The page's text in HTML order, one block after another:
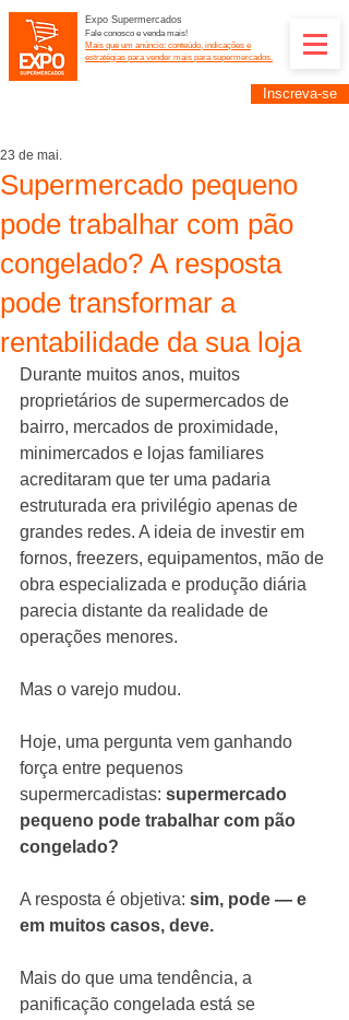
Expo Supermercados
Fale conosco e venda mais!
Mais que um anúncio: conteúdo, indicações e
estratégias para vender mais para supermercados.
Inscreva-se
Supermercado pequeno
pode trabalhar com pão
congelado? A resposta
pode transformar a
rentabilidade da sua loja
23 de mai.
Durante muitos anos, muitos
proprietários de supermercados de
bairro, mercados de proximidade,
minimercados e lojas familiares
acreditaram que ter uma padaria
estruturada era privilégio apenas de
grandes redes. A ideia de investir em
fornos, freezers, equipamentos, mão de
obra especializada e produção diária
parecia distante da realidade de
operações menores.
Mas o varejo mudou.
Hoje, uma pergunta vem ganhando
força entre pequenos
supermercadistas: supermercado
pequeno pode trabalhar com pão
congelado?
A resposta é objetiva: sim, pode — e
em muitos casos, deve.
Mais do que uma tendência, a
panificação congelada está se